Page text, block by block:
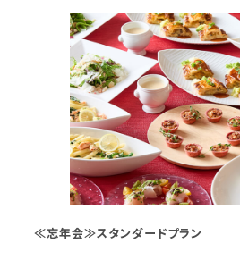
≪忘年会≫スタンダードプラン